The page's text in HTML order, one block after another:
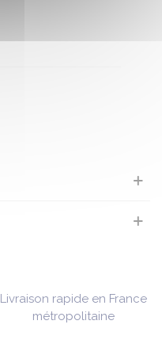
Livraison rapide en France
métropolitaine